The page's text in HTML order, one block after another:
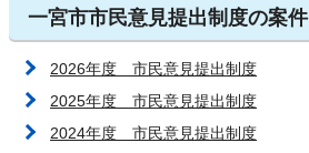
一宮市市民意見提出制度の案件
2026年度 市民意見提出制度
2025年度 市民意見提出制度
2024年度 市民意見提出制度